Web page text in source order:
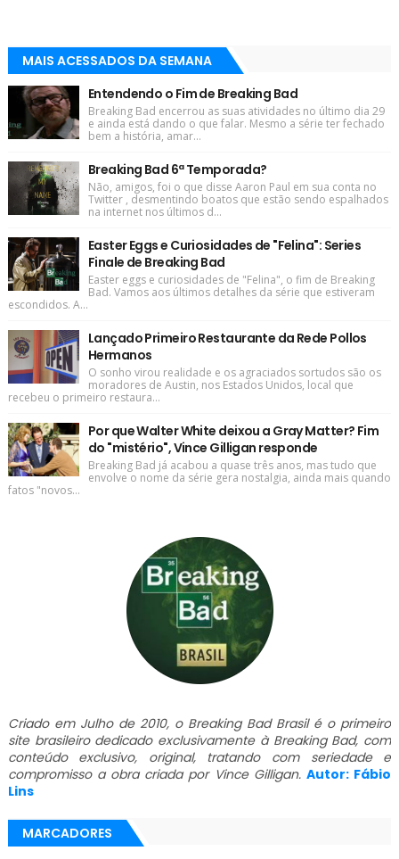
MAIS ACESSADOS DA SEMANA
Entendendo o Fim de Breaking Bad
Breaking Bad encerrou as suas atividades no último dia 29
e ainda está dando o que falar. Mesmo a série ter fechado
bem a história, amar...
Breaking Bad 6ª Temporada?
Não, amigos, foi o que disse Aaron Paul em sua conta no
Twitter , desmentindo boatos que estão sendo espalhados
na internet nos últimos d...
Easter Eggs e Curiosidades de "Felina": Series
Finale de Breaking Bad
Easter eggs e curiosidades de "Felina", o fim de Breaking
Bad. Vamos aos últimos detalhes da série que estiveram
escondidos. A...
Lançado Primeiro Restaurante da Rede Pollos
Hermanos
O sonho virou realidade e os agraciados sortudos são os
moradores de Austin, nos Estados Unidos, local que
recebeu o primeiro restaura...
Por que Walter White deixou a Gray Matter? Fim
do "mistério", Vince Gilligan responde
Breaking Bad já acabou a quase três anos, mas tudo que
envolve o nome da série gera nostalgia, ainda mais quando
fatos "novos...
Criado em Julho de 2010, o Breaking Bad Brasil é o primeiro
site brasileiro dedicado exclusivamente à Breaking Bad, com
conteúdo exclusivo, original, tratando com seriedade e
compromisso a obra criada por Vince Gilligan. Autor: Fábio
Lins
MARCADORES